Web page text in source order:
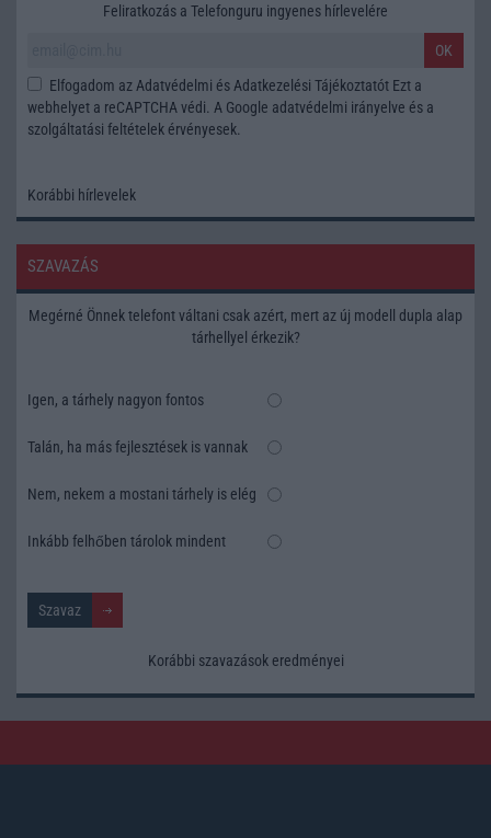
Feliratkozás a Telefonguru ingyenes hírlevelére
OK
Elfogadom az Adatvédelmi és Adatkezelési Tájékoztatót Ezt a
webhelyet a reCAPTCHA védi. A Google adatvédelmi irányelve és a
szolgáltatási feltételek érvényesek.
Korábbi hírlevelek
SZAVAZÁS
Megérné Önnek telefont váltani csak azért, mert az új modell dupla alap
tárhellyel érkezik?
Igen, a tárhely nagyon fontos
Talán, ha más fejlesztések is vannak
Nem, nekem a mostani tárhely is elég
Inkább felhőben tárolok mindent
Korábbi szavazások eredményei